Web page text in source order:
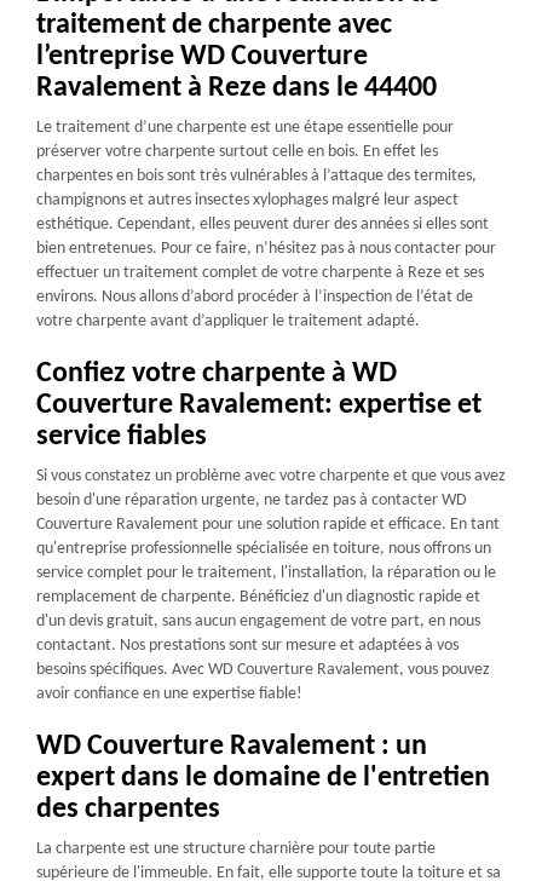
traitement de charpente avec
l’entreprise WD Couverture
Ravalement à Reze dans le 44400
Le traitement d’une charpente est une étape essentielle pour
préserver votre charpente surtout celle en bois. En effet les
charpentes en bois sont très vulnérables à l’attaque des termites,
champignons et autres insectes xylophages malgré leur aspect
esthétique. Cependant, elles peuvent durer des années si elles sont
bien entretenues. Pour ce faire, n’hésitez pas à nous contacter pour
effectuer un traitement complet de votre charpente à Reze et ses
environs. Nous allons d’abord procéder à l’inspection de l’état de
votre charpente avant d’appliquer le traitement adapté.
Confiez votre charpente à WD
Couverture Ravalement: expertise et
service fiables
Si vous constatez un problème avec votre charpente et que vous avez
besoin d'une réparation urgente, ne tardez pas à contacter WD
Couverture Ravalement pour une solution rapide et efficace. En tant
qu'entreprise professionnelle spécialisée en toiture, nous offrons un
service complet pour le traitement, l'installation, la réparation ou le
remplacement de charpente. Bénéficiez d'un diagnostic rapide et
d'un devis gratuit, sans aucun engagement de votre part, en nous
contactant. Nos prestations sont sur mesure et adaptées à vos
besoins spécifiques. Avec WD Couverture Ravalement, vous pouvez
avoir confiance en une expertise fiable!
WD Couverture Ravalement : un
expert dans le domaine de l'entretien
des charpentes
La charpente est une structure charnière pour toute partie
supérieure de l'immeuble. En fait, elle supporte toute la toiture et sa